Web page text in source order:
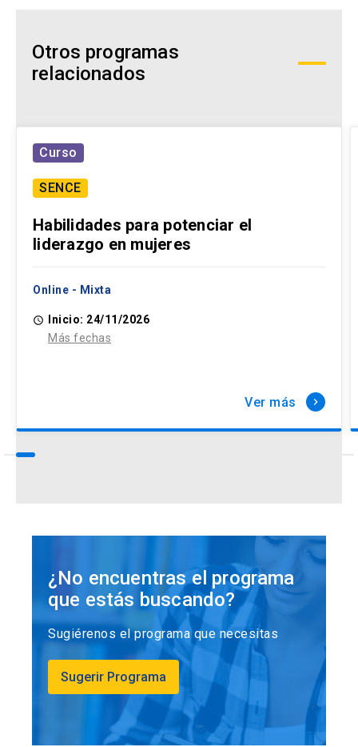
Otros programas
relacionados
Curso
SENCE
Habilidades para potenciar el
liderazgo en mujeres
Online - Mixta
access_time
Inicio: 24/11/2026
Más fechas
Ver más keyboard_arrow_right
¿No encuentras el programa
que estás buscando?
Sugiérenos el programa que necesitas
Sugerir Programa